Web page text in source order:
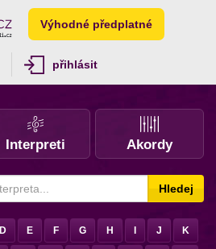
Výhodné předplatné
přihlásit
Interpreti Akordy
Hledej
D E F G H J K